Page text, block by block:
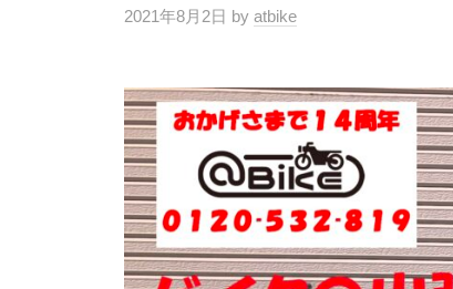
買
専
門
店
ア
ッ
ト
内
バ
イ
ク
出
張
買
取
2021年8月2日 by atbike
ト
イ
ク